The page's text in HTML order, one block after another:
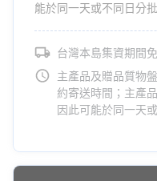
能於同一天或不同日分
台灣本島集資期間
主產品及贈品質物
約寄送時間；主產
因此可能於同一天